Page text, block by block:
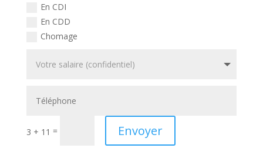
En CDI
En CDD
Chomage
3 + 11 = Envoyer